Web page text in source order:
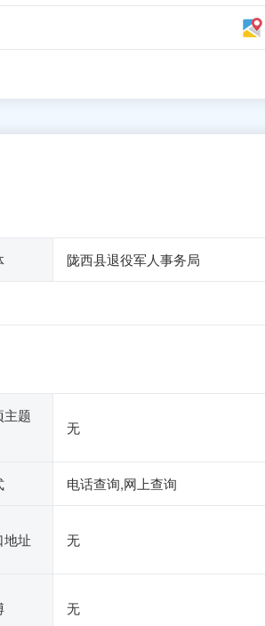
陇西县退役军人事务局
主题
无
电话查询,网上查询
地址 无
无